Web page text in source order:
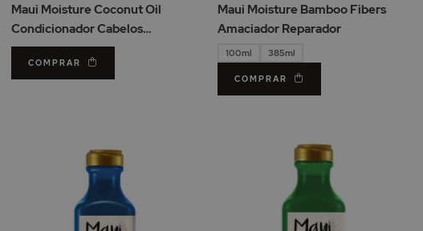
Desejos
Desejos
Maui Moisture Coconut Oil
Condicionador Cabelos
Encaracolados 385ml
COMPRAR
Maui Moisture Bamboo Fibers
Amaciador Reparador
100ml 385ml
COMPRAR